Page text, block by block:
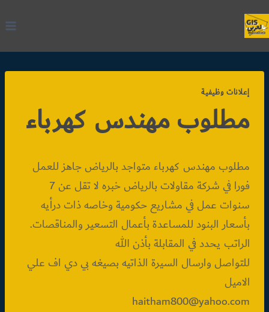
التجاوز
إلى
المحتوى
إعلانات وظيفية
مطلوب مهندس كهرباء
مطلوب مهندس كهرباء متواجد بالرياض جاهز للعمل
فورا في شركة مقاولات بالرياض خبره لا تقل عن 7
سنوات عمل في مشاريع حكومية وخاصه ذات درأيه
بأسعار البنود للمساعدة بأعمال التسعير والمناقصات.
الراتب يحدد في المقابلة بأذن الله
للتواصل وارسال السيرة الذاتيه بصيغه بي دي اف علي
الاميل
haitham800@yahoo.com